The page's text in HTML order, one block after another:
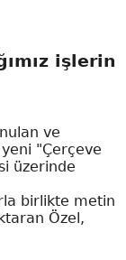
işlerin
ve
"Çerçeve
üzerinde
birlikte metin
Özel,